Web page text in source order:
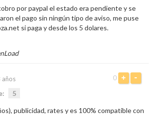
por paypal el estado era pendiente y se
el pago sin ningún tipo de aviso, me puse
si paga y desde los 5 dolares.
0 + -
años
5
publicidad, rates y es 100% compatible con